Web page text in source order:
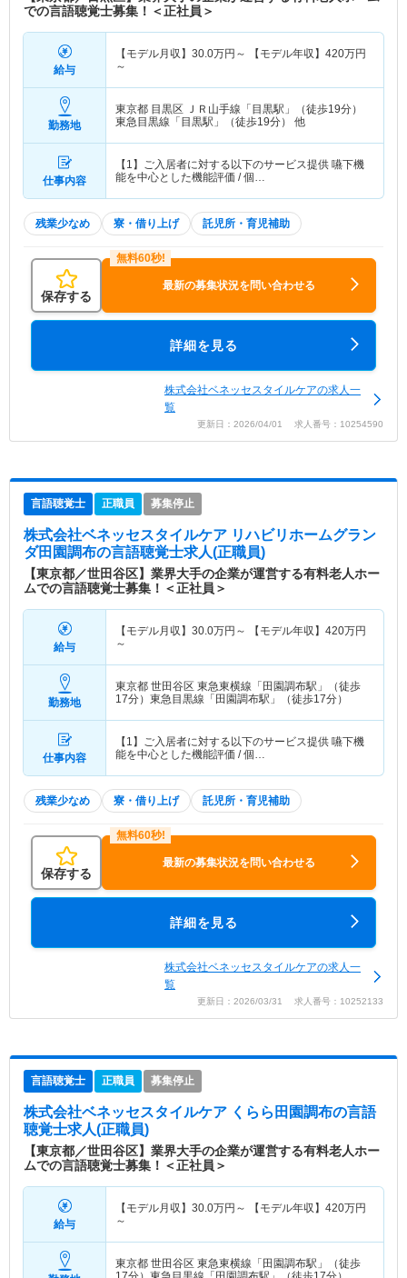
での言語聴覚士募集！＜正社員＞
給与
【モデル月収】 30.0万円～ 【モデル年収】 420万円
～
勤務地
東京都 目黒区 ＪＲ山手線「目黒駅」（徒歩19分）
東急目黒線「目黒駅」（徒歩19分） 他
仕事内容
【1】ご入居者に対する以下のサービス提供 嚥下機
能を中心とした機能評価 / 個…
残業少なめ 寮・借り上げ 託児所・育児補助
保存する
最新の募集状況を問い合わせる
詳細を見る
株式会社ベネッセスタイルケアの求人一
覧
更新日：2026/04/01 求人番号：10254590
言語聴覚士 正職員 募集停止
株式会社ベネッセスタイルケア リハビリホームグラン
ダ田園調布の言語聴覚士求人(正職員)
【東京都／世田谷区】業界大手の企業が運営する有料老人ホー
ムでの言語聴覚士募集！＜正社員＞
給与
【モデル月収】 30.0万円～ 【モデル年収】 420万円
～
勤務地
東京都 世田谷区 東急東横線「田園調布駅」（徒歩
17分）東急目黒線「田園調布駅」（徒歩17分）
仕事内容
【1】ご入居者に対する以下のサービス提供 嚥下機
能を中心とした機能評価 / 個…
残業少なめ 寮・借り上げ 託児所・育児補助
保存する
最新の募集状況を問い合わせる
詳細を見る
株式会社ベネッセスタイルケアの求人一
覧
更新日：2026/03/31 求人番号：10252133
言語聴覚士 正職員 募集停止
株式会社ベネッセスタイルケア くらら田園調布の言語
聴覚士求人(正職員)
【東京都／世田谷区】業界大手の企業が運営する有料老人ホー
ムでの言語聴覚士募集！＜正社員＞
給与
【モデル月収】 30.0万円～ 【モデル年収】 420万円
～
東京都 世田谷区 東急東横線「田園調布駅」（徒歩